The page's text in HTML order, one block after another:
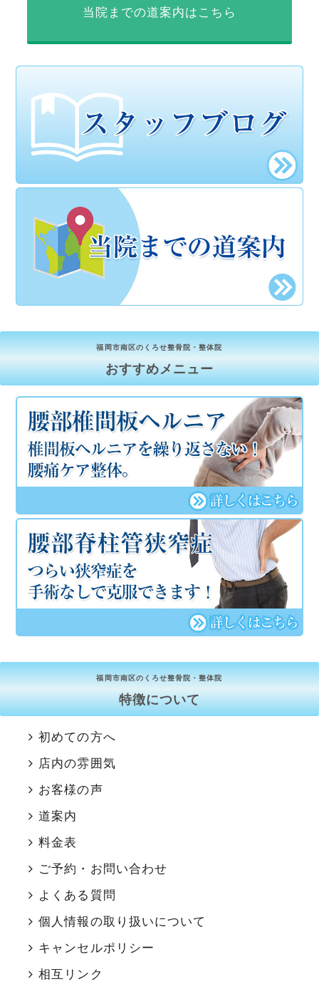
当院までの道案内はこちら
福岡市南区のくろせ整骨院・整体院
おすすめメニュー
福岡市南区のくろせ整骨院・整体院
特徴について
初めての方へ
店内の雰囲気
お客様の声
道案内
料金表
ご予約・お問い合わせ
よくある質問
個人情報の取り扱いについて
キャンセルポリシー
相互リンク